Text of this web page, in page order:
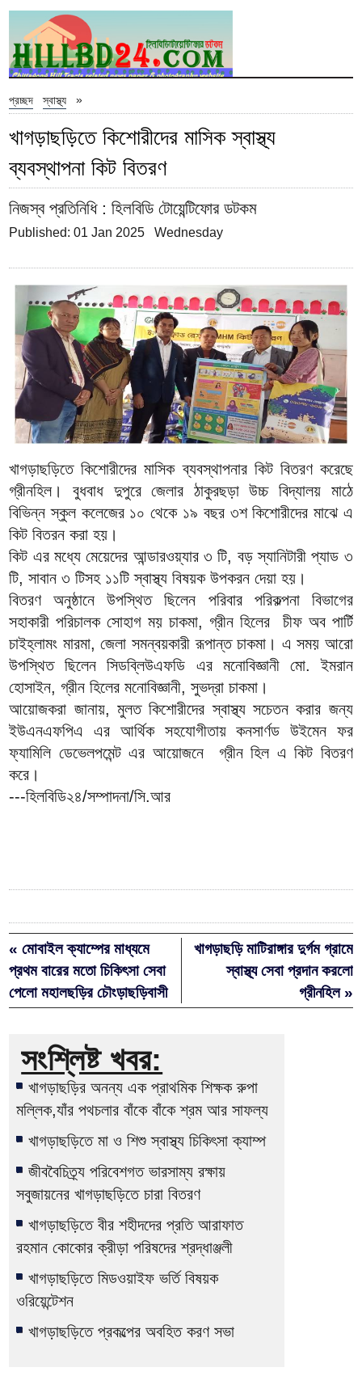
প্রচ্ছদ »
স্বাস্থ্য
খাগড়াছড়িতে কিশোরীদের মাসিক স্বাস্থ্য
ব্যবস্থাপনা কিট বিতরণ
নিজস্ব প্রতিনিধি: হিলবিডি টোয়েন্টিফোর ডটকম
Published: 01 Jan 2025 Wednesday
খাগড়াছড়িতে কিশোরীদের মাসিক ব্যবস্থাপনার কিট বিতরণ করেছে
গ্রীনহিল। বুধবাধ দুপুরে জেলার ঠাকুরছড়া উচ্চ বিদ্যালয় মাঠে
বিভিন্ন স্কুল কলেজের ১০ থেকে ১৯ বছর ৩শ কিশোরীদের মাঝে এ
কিট বিতরন করা হয়।
কিট এর মধ্যে মেয়েদের আন্ডারওয়্যার ৩ টি, বড় স্যানিটারী প্যাড ৩
টি, সাবান ৩ টিসহ ১১টি স্বাস্থ্য বিষয়ক উপকরন দেয়া হয়।
বিতরণ অনুষ্ঠানে উপস্থিত ছিলেন পরিবার পরিকল্পনা বিভাগের
সহাকারী পরিচালক সোহাগ ময় চাকমা, গ্রীন হিলের চীফ অব পার্টি
চাইহ্লামং মারমা, জেলা সমন্বয়কারী রূপান্ত চাকমা। এ সময় আরো
উপস্থিত ছিলেন সিডব্লিউএফডি এর মনোবিজ্ঞানী মো. ইমরান
হোসাইন, গ্রীন হিলের মনোবিজ্ঞানী, সুভদ্রা চাকমা।
আয়োজকরা জানায়, মুলত কিশোরীদের স্বাস্থ্য সচেতন করার জন্য
ইউএনএফপিএ এর আর্থিক সহযোগীতায় কনসার্ণড উইমেন ফর
ফ্যামিলি ডেভেলপমেন্ট এর আয়োজনে গ্রীন হিল এ কিট বিতরণ
করে।
---হিলবিডি২৪/সম্পাদনা/সি.আর
« মোবাইল ক্যাম্পের মাধ্যমে
প্রথম বারের মতো চিকিৎসা সেবা
পেলো মহালছড়ির চৌংড়াছড়িবাসী
খাগড়াছড়ি মাটিরাঙ্গার দুর্গম গ্রামে
স্বাস্থ্য সেবা প্রদান করলো
গ্রীনহিল »
সংশ্লিষ্ট খবর:
খাগড়াছড়ির অনন্য এক প্রাথমিক শিক্ষক রুপা
মল্লিক,যাঁর পথচলার বাঁকে বাঁকে শ্রম আর সাফল্য
খাগড়াছড়িতে মা ও শিশু স্বাস্থ্য চিকিৎসা ক্যাম্প
জীববৈচিত্র্য পরিবেশগত ভারসাম্য রক্ষায়
সবুজায়নের খাগড়াছড়িতে চারা বিতরণ
খাগড়াছড়িতে বীর শহীদদের প্রতি আরাফাত
রহমান কোকোর ক্রীড়া পরিষদের শ্রদ্ধাঞ্জলী
খাগড়াছড়িতে মিডওয়াইফ ভর্তি বিষয়ক
ওরিয়েন্টেশন
খাগড়াছড়িতে প্রকল্পের অবহিত করণ সভা